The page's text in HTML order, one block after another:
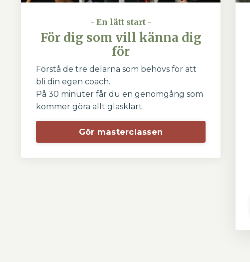
- En lätt start -
För dig som vill känna dig
för
Förstå de tre delarna som behövs för att
bli din egen coach.
På 30 minuter får du en genomgång som
kommer göra allt glasklart.
Gör masterclassen